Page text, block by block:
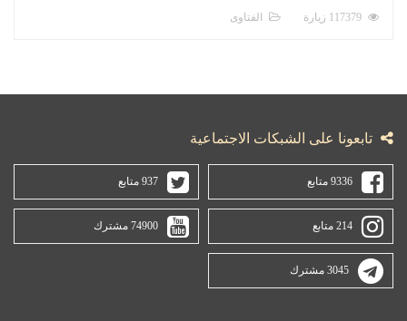
الفتاوى
تابعونا على الشبكات الاجتماعية
9336 متابع 937 متابع
214 متابع 74900 مشترك
3045 مشترك